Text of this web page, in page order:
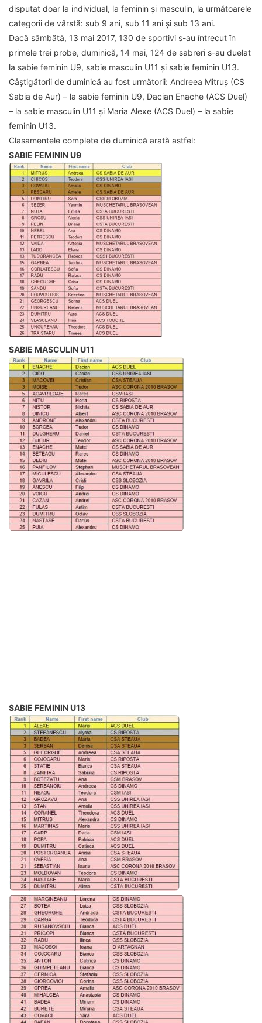
disputat doar la individual, la feminin și masculin, la următoarele
categorii de vârstă: sub 9 ani, sub 11 ani și sub 13 ani.
Dacă sâmbătă, 13 mai 2017, 130 de sportivi s-au întrecut în
primele trei probe, duminică, 14 mai, 124 de sabreri s-au duelat
la sabie feminin U9, sabie masculin U11 și sabie feminin U13.
Câștigătorii de duminică au fost următorii: Andreea Mitruș (CS
Sabia de Aur) – la sabie feminin U9, Dacian Enache (ACS Duel)
– la sabie masculin U11 și Maria Alexe (ACS Duel) – la sabie
feminin U13.
Clasamentele complete de duminică arată astfel:
SABIE FEMININ U9
SABIE MASCULIN U11
SABIE FEMININ U13